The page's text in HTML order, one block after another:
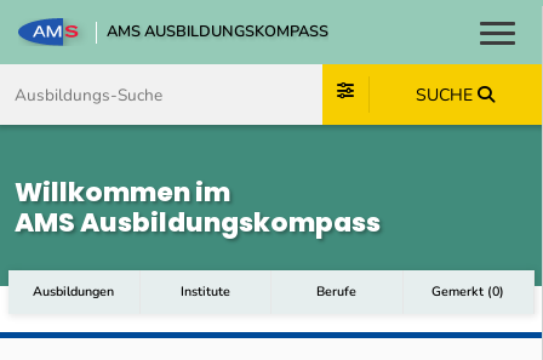
AMS AUSBILDUNGSKOMPASS
SUCHE
Willkommen im
AMS Ausbildungskompass
Ausbildungen Institute Berufe Gemerkt (0)